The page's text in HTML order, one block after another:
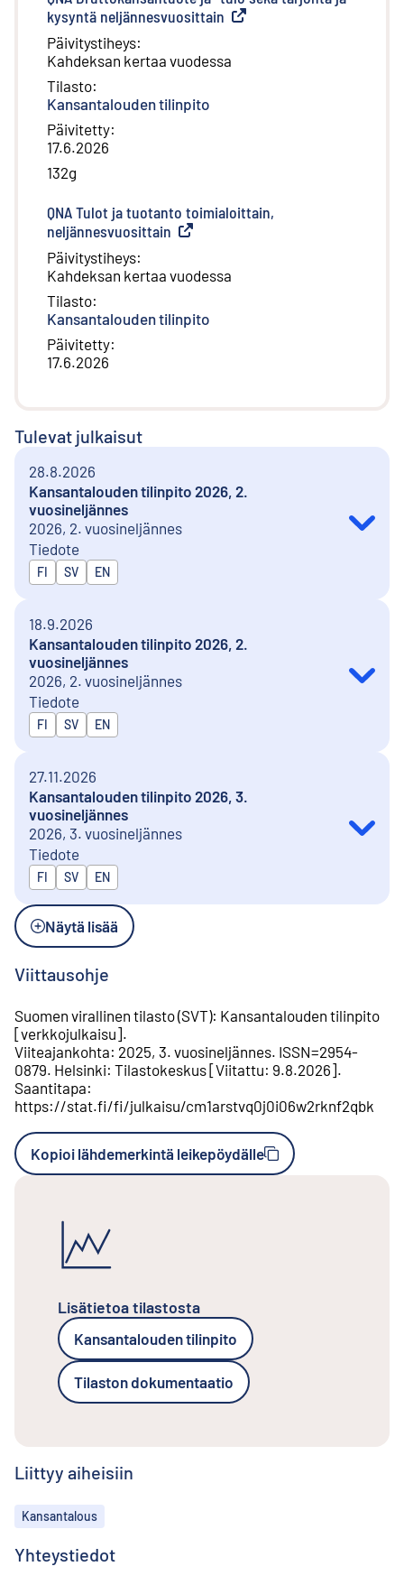
kysyntä neljännesvuosittain Ulkoinen linkki
Päivitystiheys:
Kahdeksan kertaa vuodessa
Tilasto:
Kansantalouden tilinpito
Päivitetty:
17.6.2026
132g
QNA Tulot ja tuotanto toimialoittain,
neljännesvuosittain Ulkoinen linkki
Päivitystiheys:
Kahdeksan kertaa vuodessa
Tilasto:
Kansantalouden tilinpito
Päivitetty:
17.6.2026
Tulevat julkaisut
28.8.2026
Kansantalouden tilinpito 2026, 2.
vuosineljännes
2026, 2. vuosineljännes
Tiedote
Julkaistaan kielillä
FI SV EN
18.9.2026
Kansantalouden tilinpito 2026, 2.
vuosineljännes
2026, 2. vuosineljännes
Tiedote
Julkaistaan kielillä
FI SV EN
27.11.2026
Kansantalouden tilinpito 2026, 3.
vuosineljännes
2026, 3. vuosineljännes
Tiedote
Julkaistaan kielillä
FI SV EN
Näytä lisää
Viittausohje
Suomen virallinen tilasto (SVT): Kansantalouden tilinpito
[verkkojulkaisu].
Viiteajankohta: 2025, 3. vuosineljännes. ISSN=2954-
0879. Helsinki: Tilastokeskus[Viitattu: 9.8.2026].
Saantitapa:
https://stat.fi/fi/julkaisu/cm1arstvq0j0i06w2rknf2qbk
Kopioi lähdemerkintä leikepöydälle
Lisätietoa tilastosta
Kansantalouden tilinpito
Tilaston dokumentaatio
Liittyy aiheisiin
Aiheet
Kansantalous
Yhteystiedot